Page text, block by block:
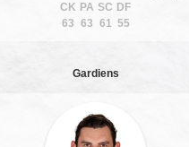
CK PA SC DF
63 63 61 55
Gardiens